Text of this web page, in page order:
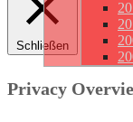
Schließen
Privacy